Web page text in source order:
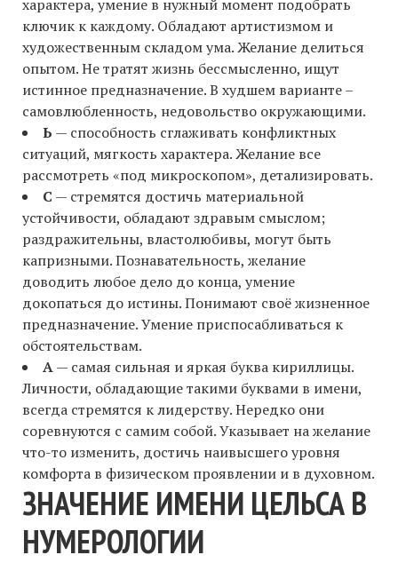
характера, умение в нужный момент подобрать
ключик к каждому. Обладают артистизмом и
художественным складом ума. Желание делиться
опытом. Не тратят жизнь бессмысленно, ищут
истинное предназначение. В худшем варианте –
самовлюбленность, недовольство окружающими.
Ь — способность сглаживать конфликтных
ситуаций, мягкость характера. Желание все
рассмотреть «под микроскопом», детализировать.
С — стремятся достичь материальной
устойчивости, обладают здравым смыслом;
раздражительны, властолюбивы, могут быть
капризными. Познавательность, желание
доводить любое дело до конца, умение
докопаться до истины. Понимают своё жизненное
предназначение. Умение приспосабливаться к
обстоятельствам.
А— самая сильная и яркая буква кириллицы.
Личности, обладающие такими буквами в имени,
всегда стремятся к лидерству. Нередко они
соревнуются с самим собой. Указывает на желание
что-то изменить, достичь наивысшего уровня
комфорта в физическом проявлении и в духовном.
ЗНАЧЕНИЕ ИМЕНИ ЦЕЛЬСА В
НУМЕРОЛОГИИ